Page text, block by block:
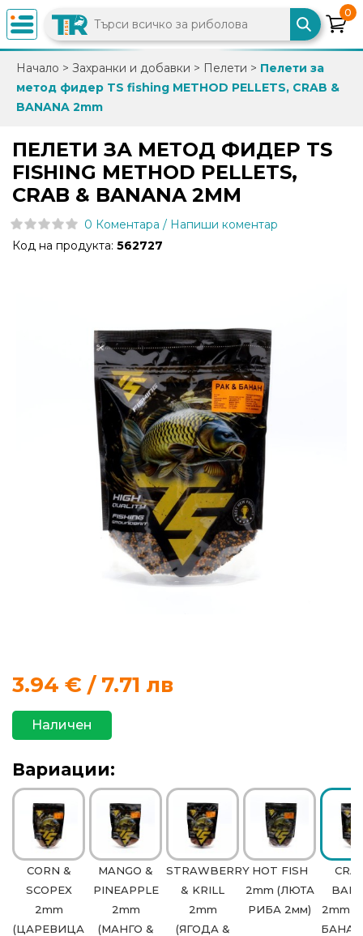
×
0882
892
info@trfish.com
Вход
продукти
риболов
Куки
риболов
Дрехи
за
риболов
0
Начало > Захранки и добавки > Пелети > Пелети за
метод фидер TS fishing METHOD PELLETS, CRAB &
BANANA 2mm
ПЕЛЕТИ ЗА МЕТОД ФИДЕР TS
FISHING METHOD PELLETS,
CRAB & BANANA 2MM
0 Коментара / Напиши коментар
Код на продукта: 562727
3.94 € / 7.71 лв
Наличен
Вариации:
CORN &
SCOPEX
2mm
(ЦАРЕВИЦА
MANGO &
PINEAPPLE
2mm
(МАНГО &
STRAWBERRY
& KRILL
2mm
(ЯГОДА &
HOT FISH
2mm (ЛЮТА
РИБА 2мм)
2mm